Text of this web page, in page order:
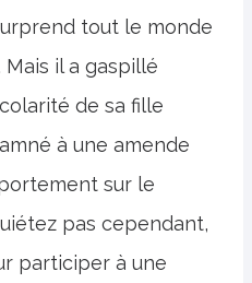
tout le monde
il a gaspillé
de sa fille
à une amende
sur le
pas cependant,
participer à une